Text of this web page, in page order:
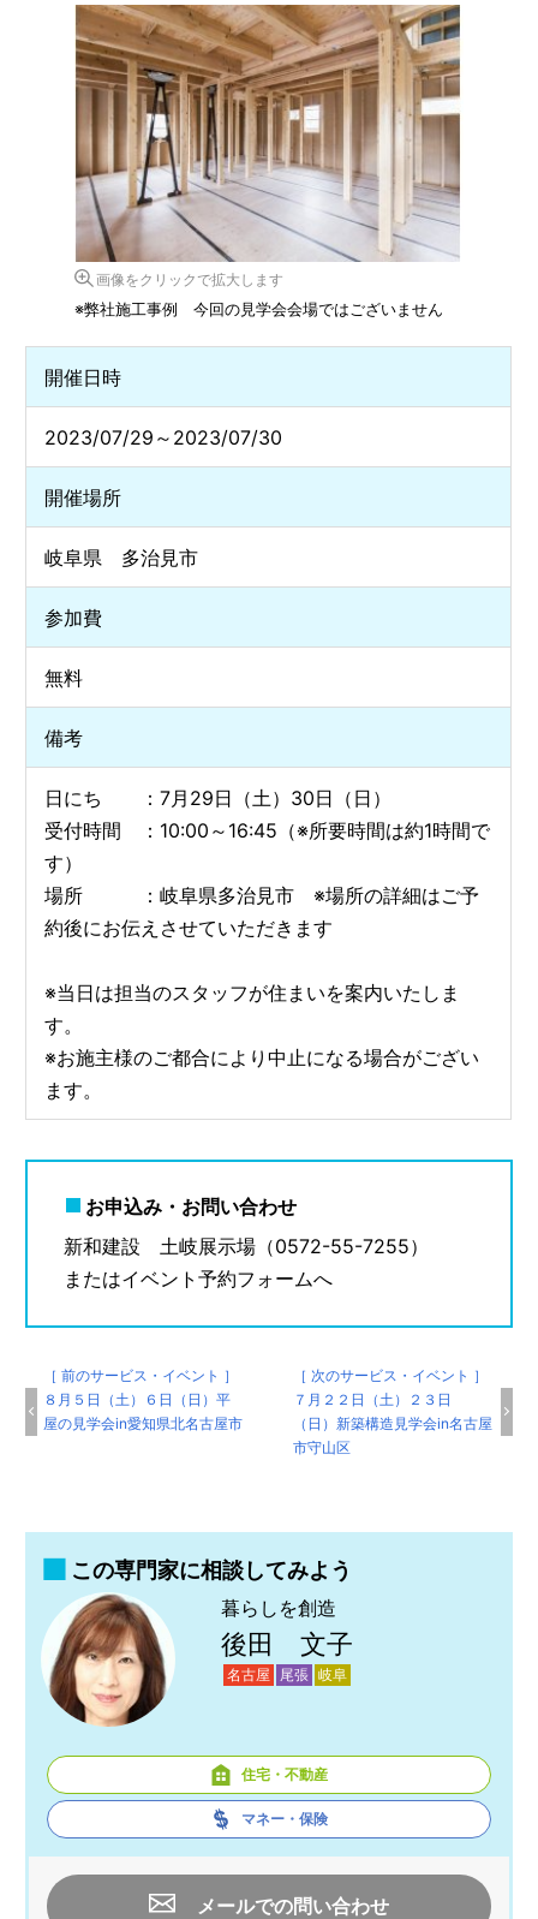
画像をクリックで拡大します
※弊社施工事例 今回の見学会会場ではございません
開催日時
2023/07/29～2023/07/30
開催場所
岐阜県 多治見市
参加費
無料
備考
日にち ：7月29日（土）30日（日）
受付時間 ：10:00～16:45（※所要時間は約1時間で
す）
場所 ：岐阜県多治見市 ※場所の詳細はご予
約後にお伝えさせていただきます
※当日は担当のスタッフが住まいを案内いたしま
す。
※お施主様のご都合により中止になる場合がござい
ます。
お申込み・お問い合わせ
新和建設 土岐展示場（0572-55-7255）
またはイベント予約フォームへ
［ 前のサービス・イベント ］
８月５日（土）６日（日）平
屋の見学会in愛知県北名古屋市
［ 次のサービス・イベント ］
７月２２日（土）２３日
（日）新築構造見学会in名古屋
市守山区
この専門家に相談してみよう
暮らしを創造
後田 文子
名古屋 尾張 岐阜
住宅・不動産
マネー・保険
メールでの問い合わせ